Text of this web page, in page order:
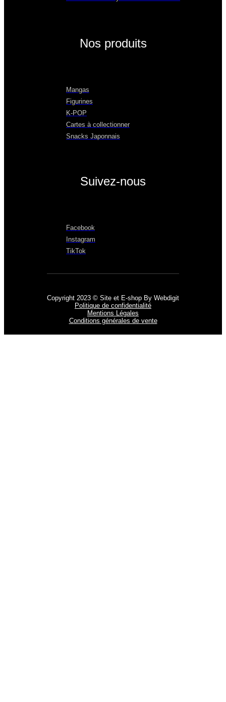
Nos produits
Mangas
Figurines
K-POP
Cartes à collectionner
Snacks Japonnais
Suivez-nous
Facebook
Instagram
TikTok
Copyright 2023 © Site et E-shop By Webdigit
Politique de confidentialité
Mentions Légales
Conditions générales de vente